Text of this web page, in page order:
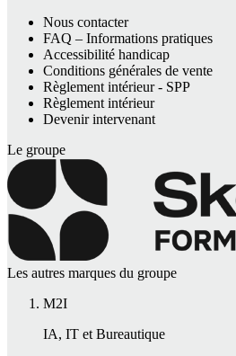
Nous contacter
FAQ – Informations pratiques
Accessibilité handicap
Conditions générales de vente
Règlement intérieur - SPP
Règlement intérieur
Devenir intervenant
Le groupe
Les autres marques du groupe
M2I
IA, IT et Bureautique